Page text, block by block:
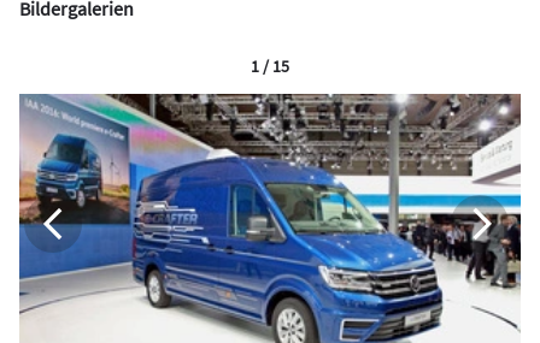
Bildergalerien
1 / 15